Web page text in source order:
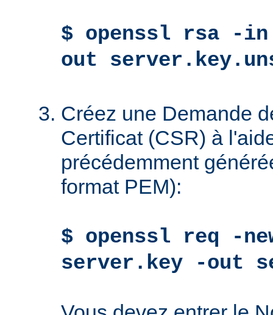
$ openssl rsa -
out
Créez une Demande
Certificat (CSR) à
précédemment
format PEM):
$ openssl req -
server.key -out